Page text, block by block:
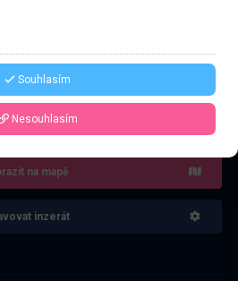
na mapě
inzerát
Souhlasím
Nesouhlasím